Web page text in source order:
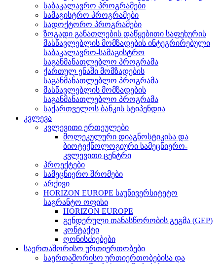
საბაკალავრო პროგრამები
სამაგისტრო პროგრამები
სადოქტორო პროგრამები
ზოგადი განათლების დაწყებითი საფეხურის
მასწავლებლის მომზადების ინტეგრირებული
საბაკალავრო-სამაგისტრო
საგანმანათლებლო პროგრამა
ქართულ ენაში მომზადების
საგანმანათლებლო პროგრამა
მასწავლებლის მომზადების
საგანმანათლებლო პროგრამა
საქართველოს ბანკის სტიპენდია
კვლევა
კვლევითი ერთეულები
მოლეკულური დიაგნოსტიკისა და
ბიოტექნოლოგიური სამეცნიერო-
კვლევითი ცენტრი
პროექტები
სამეცნიერო შრომები
არქივი
HORIZON EUROPE საუნივერსიტეტო
საგრანტო ოფისი
HORIZON EUROPE
გენდერული თანასწორობის გეგმა (GEP)
კონტაქტი
ღონისძიებები
საერთაშორისო ურთიერთობები
საერთაშორისო ურთიერთობებისა და